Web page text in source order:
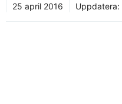
25 april 2016 Uppdatera: